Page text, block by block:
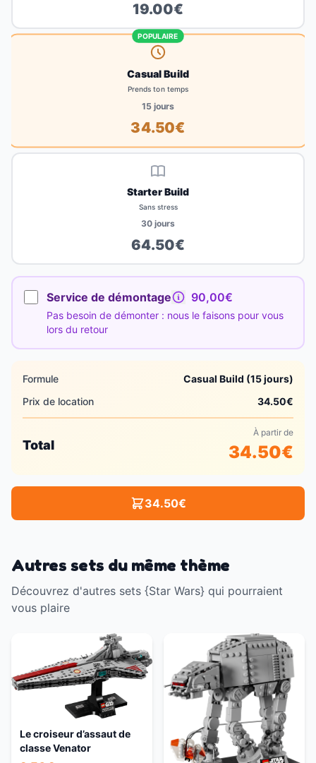
19.00€
POPULAIRE
Casual Build
Prends ton temps
15jours
34.50€
Starter Build
Sans stress
30 jours
64.50€
Service de démontage 90,00€
Pas besoin de démonter : nous le faisons pour vous
lors du retour
Formule
Casual Build (15 jours)
Prix de location
34.50€
Total
À partir de
34.50€
34.50€
Autres sets du même thème
Découvrez d'autres sets {Star Wars} qui pourraient
vous plaire
Le croiseur d’assaut de
classe Venator